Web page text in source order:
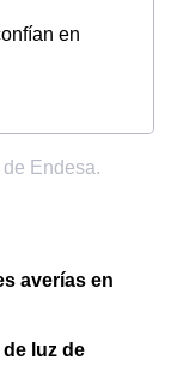
en
averías en
luz de